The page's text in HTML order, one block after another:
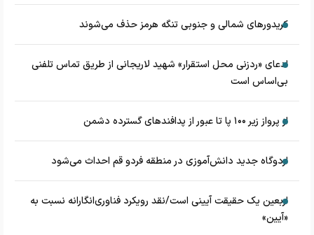
کریدورهای شمالی و جنوبی تنگه هرمز حذف می‌شوند
ادعای «ردزنی محل استقرار» شهید لاریجانی از طریق تماس تلفنی
بی‌اساس است
از پرواز زیر ۱۰۰ پا تا عبور از پدافند‌های گسترده دشمن
اردوگاه جدید دانش‌آموزی در منطقه فردو قم احداث می‌شود
اربعین یک حقیقت آیینی است/نقد رویکرد فناوری‌انگارانه نسبت به
«آیین»